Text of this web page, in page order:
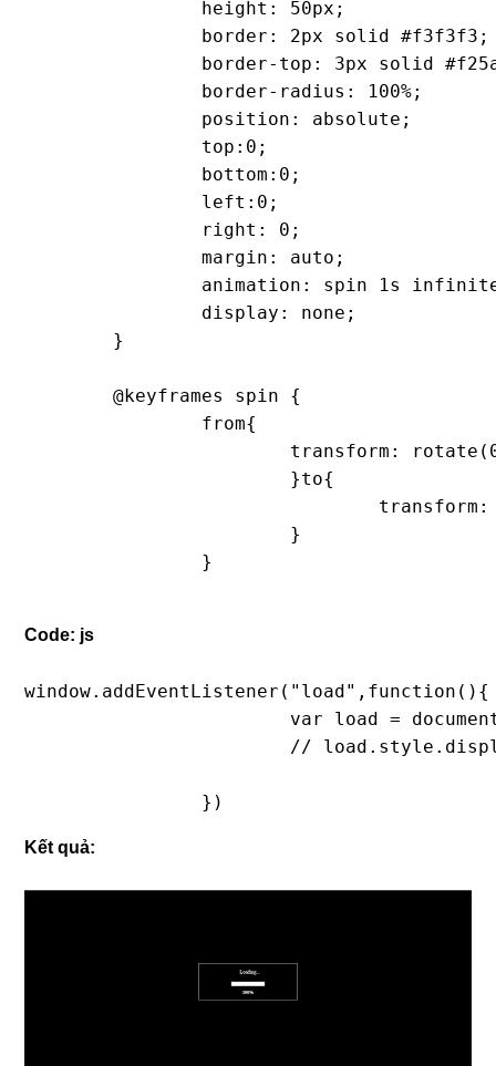
		margin: auto;
	@keyframes spin {
Code: js
window.addEventListener("load",function(){
		})
Kết quả: